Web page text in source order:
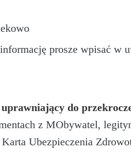
prosze wpisać w
do
z MObywatel,
Ubezpieczenia